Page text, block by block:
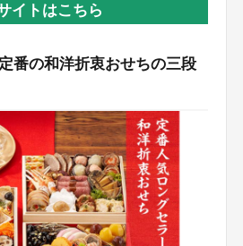
イトはこちら
番の和洋折衷おせちの三段